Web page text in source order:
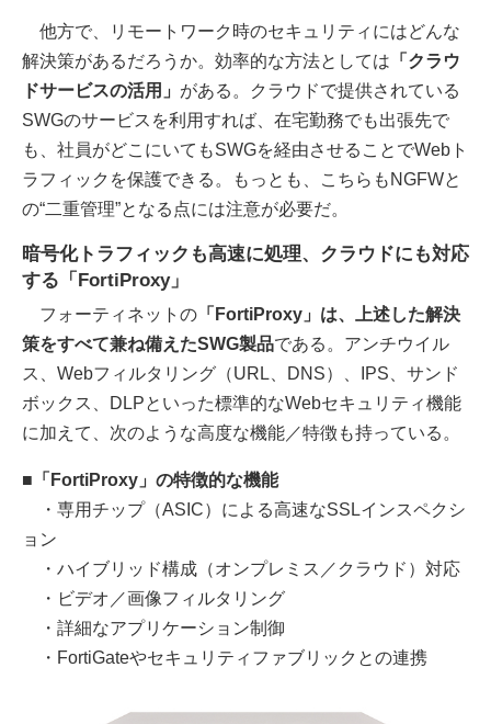
他方で、リモートワーク時のセキュリティにはどんな
解決策があるだろうか。効率的な方法としては 「クラウ
ドサービスの活用」 がある。クラウドで提供されている
SWGのサービスを利用すれば、在宅勤務でも出張先で
も、社員がどこにいてもSWGを経由させることでWebト
ラフィックを保護できる。もっとも、こちらもNGFWと
の“二重管理”となる点には注意が必要だ。
暗号化トラフィックも高速に処理、クラウドにも対応
する「FortiProxy」
フォーティネットの 「FortiProxy」は、上述した解決
策をすべて兼ね備えたSWG製品である。アンチウイル
ス、Webフィルタリング（URL、DNS）、IPS、サンド
ボックス、DLPといった標準的なWebセキュリティ機能
に加えて、次のような高度な機能／特徴も持っている。
■「FortiProxy」の特徴的な機能
・専用チップ（ASIC）による高速なSSLインスペクシ
ョン
・ハイブリッド構成（オンプレミス／クラウド）対応
・ビデオ／画像フィルタリング
・詳細なアプリケーション制御
・FortiGateやセキュリティファブリックとの連携